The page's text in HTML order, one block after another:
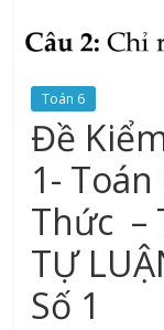
Toán 6
Đề
1-
Thức –
TỰ
Số 1